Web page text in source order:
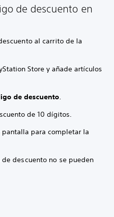
de descuento en
al carrito de la
Store y añade artículos
de descuento.
de 10 dígitos.
pantalla para completar la
descuento no se pueden